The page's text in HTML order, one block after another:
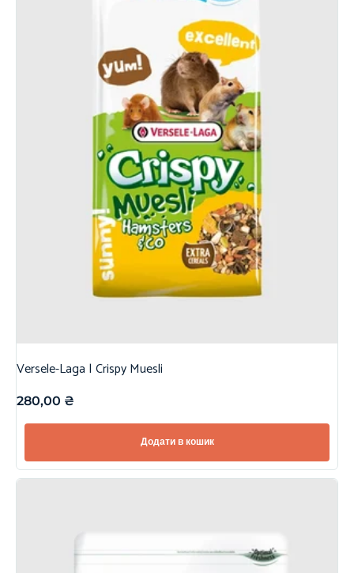
Versele-Laga | Crispy Muesli
280,00 ₴
Додати в кошик